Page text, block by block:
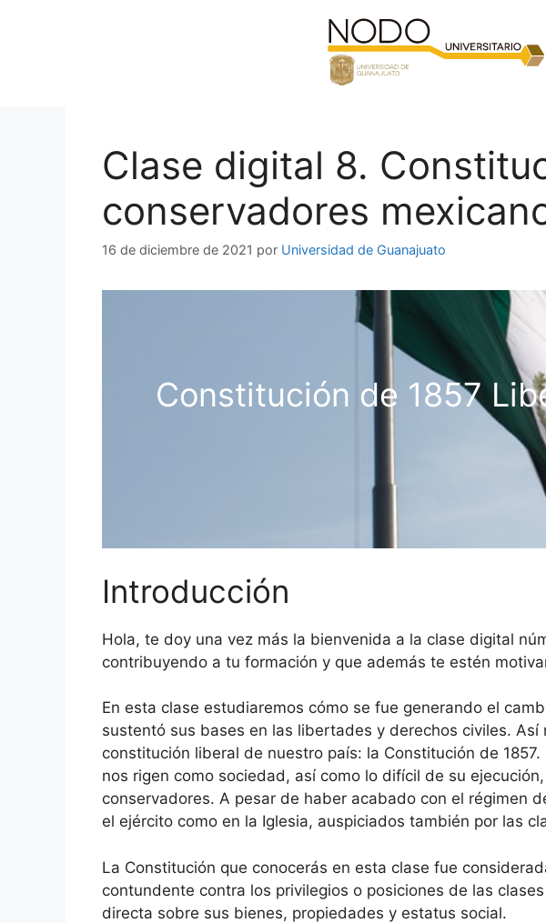
Clase digital 8.
conservadores
16 de diciembre de 2021 por Universidad de Guanajuato
Constitución de 1857
Introducción
Hola, te doy una vez más la bienvenida a la clase digital
contribuyendo a tu formación y que además te estén
En esta clase estudiaremos cómo se fue generando el
sustentó sus bases en las libertades y derechos civiles.
constitución liberal de nuestro país: la Constitución de
nos rigen como sociedad, así como lo difícil de su
conservadores. A pesar de haber acabado con el régimen
el ejército como en la Iglesia, auspiciados también por las
La Constitución que conocerás en esta clase fue
contundente contra los privilegios o posiciones de las
directa sobre sus bienes, propiedades y estatus social.